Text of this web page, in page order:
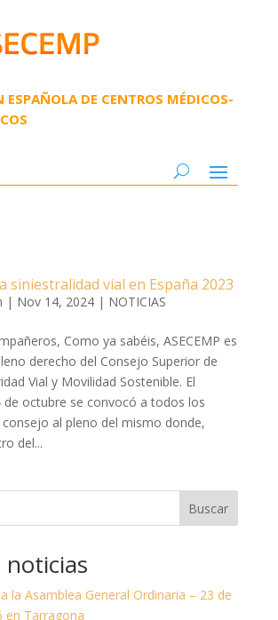
ESPAÑOLA DE CENTROS MÉDICOS-
siniestralidad vial en España 2023
| Nov 14, 2024| NOTICIAS
Como ya sabéis, ASECEMP es
derecho del Consejo Superior de
Vial y Movilidad Sostenible. El
de octubre se convocó a todos los
al pleno del mismo donde,
del...
Buscar
la Asamblea General Ordinaria – 23 de
en Tarragona